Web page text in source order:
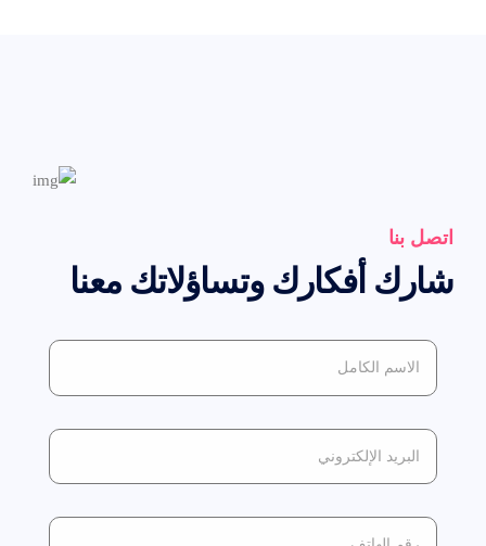
اتصل بنا
شارك أفكارك وتساؤلاتك معنا